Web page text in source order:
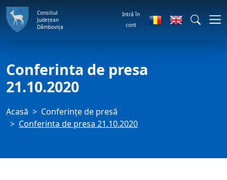
Consiliul
Județean
Dâmbovița
Intră în
cont
Conferinta de presa
21.10.2020
Acasă
Conferințe de presă
Conferinta de presa 21.10.2020